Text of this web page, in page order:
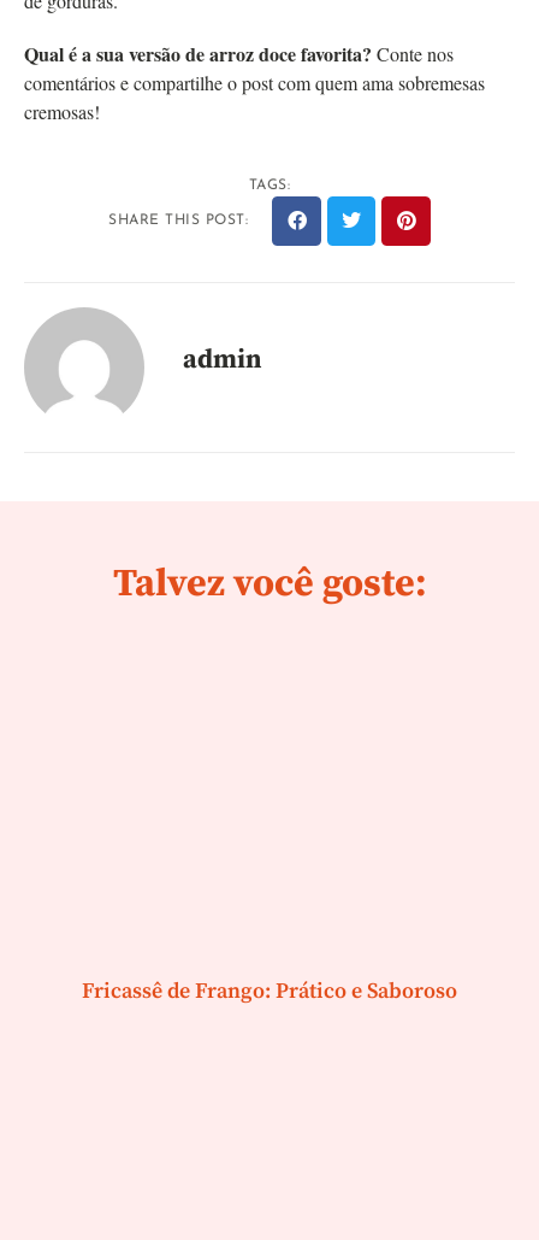
Qual é a sua versão de arroz doce favorita? Conte nos
comentários e compartilhe o post com quem ama sobremesas
cremosas!
TAGS:
SHARE THIS POST:
admin
Talvez você goste:
Fricassê de Frango: Prático e Saboroso